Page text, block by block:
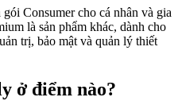
Consumer cho cá nhân và gia
là sản phẩm khác, dành cho
trị, bảo mật và quản lý thiết
ở điểm nào?